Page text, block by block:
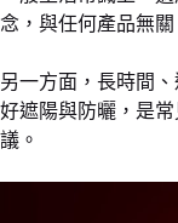
念，與任何產品無
另一方面，長時間
好遮陽與防曬，是
議。